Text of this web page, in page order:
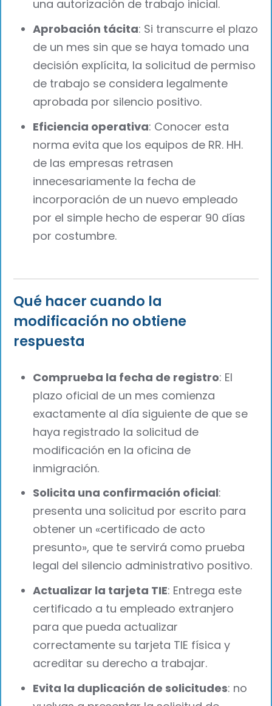
una autorización de trabajo inicial.
Aprobación tácita: Si transcurre el plazo
de un mes sin que se haya tomado una
decisión explícita, la solicitud de permiso
de trabajo se considera legalmente
aprobada por silencio positivo.
Eficiencia operativa: Conocer esta
norma evita que los equipos de RR. HH.
de las empresas retrasen
innecesariamente la fecha de
incorporación de un nuevo empleado
por el simple hecho de esperar 90 días
por costumbre.
Qué hacer cuando la
modificación no obtiene
respuesta
Comprueba la fecha de registro: El
plazo oficial de un mes comienza
exactamente al día siguiente de que se
haya registrado la solicitud de
modificación en la oficina de
inmigración.
Solicita una confirmación oficial:
presenta una solicitud por escrito para
obtener un «certificado de acto
presunto», que te servirá como prueba
legal del silencio administrativo positivo.
Actualizar la tarjeta TIE: Entrega este
certificado a tu empleado extranjero
para que pueda actualizar
correctamente su tarjeta TIE física y
acreditar su derecho a trabajar.
Evita la duplicación de solicitudes: no